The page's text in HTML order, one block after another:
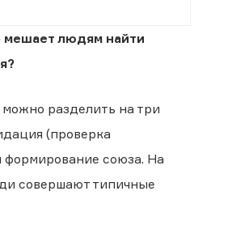
мешает людям найти
разделить на три
(проверка
формирование союза. На
совершают типичные